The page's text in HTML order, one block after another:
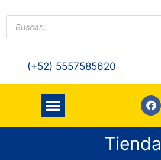
(+52) 5557585620
Tienda